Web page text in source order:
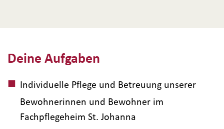
Deine Aufgaben
Individuelle Pflege und Betreuung unserer
Bewohnerinnen und Bewohner im
Fachpflegeheim St. Johanna